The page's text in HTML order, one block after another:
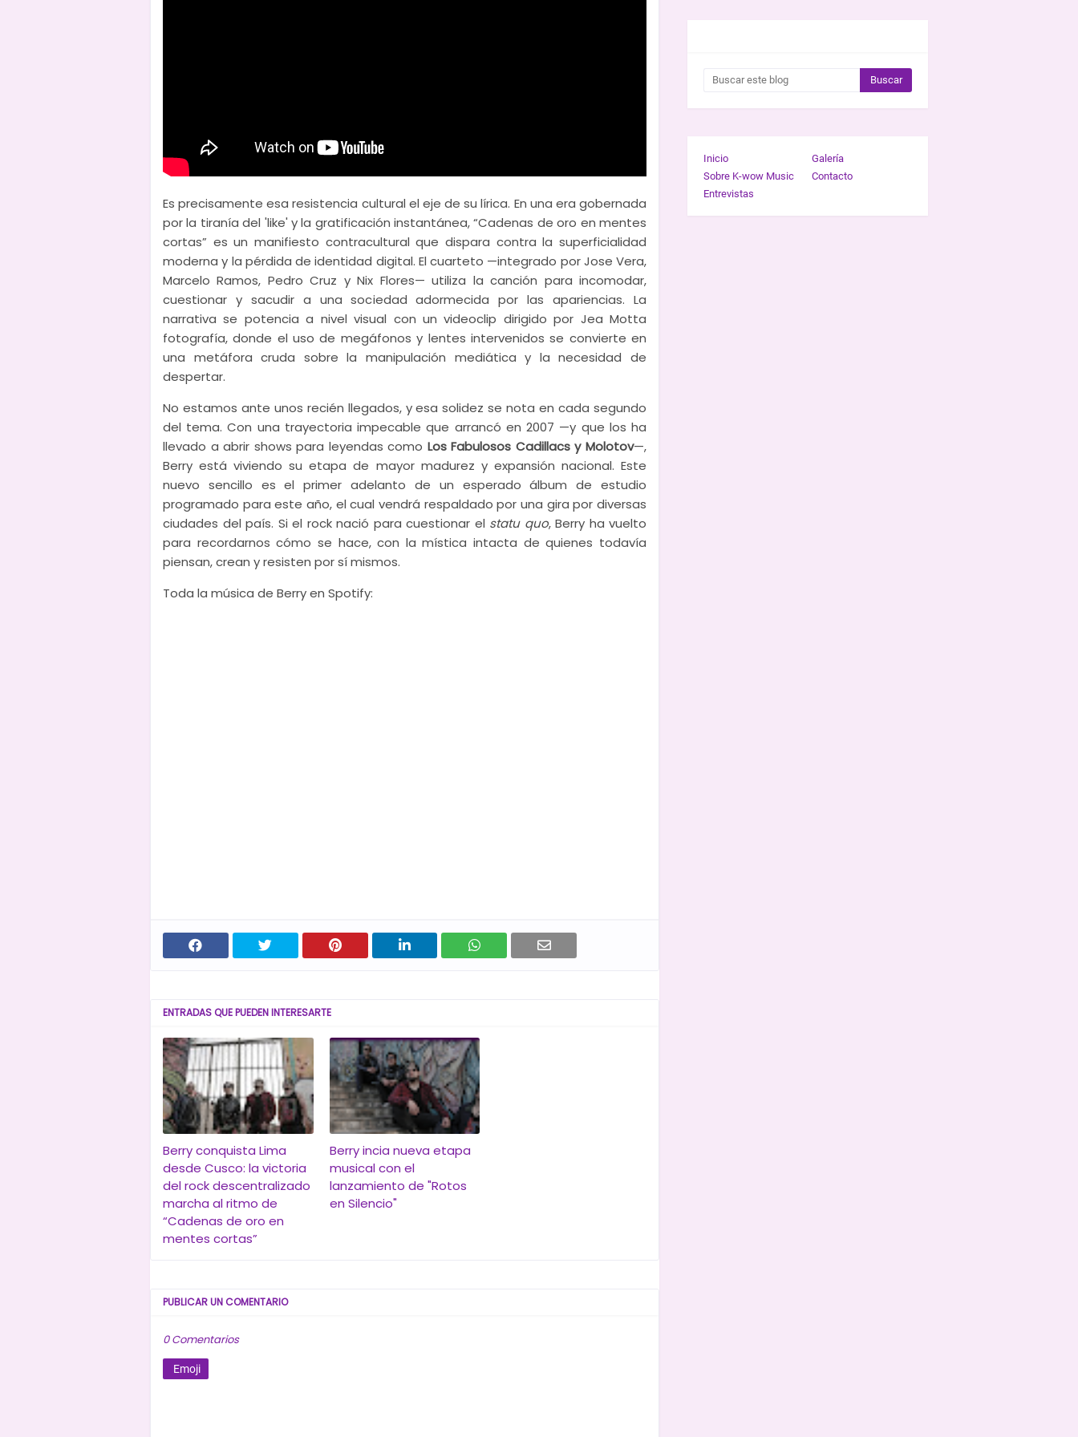
Es precisamente esa resistencia cultural el eje de su lírica. En una era gobernada
por la tiranía del 'like' y la gratificación instantánea, “Cadenas de oro en mentes
cortas” es un manifiesto contracultural que dispara contra la superficialidad
moderna y la pérdida de identidad digital. El cuarteto —integrado por Jose Vera,
Marcelo Ramos, Pedro Cruz y Nix Flores— utiliza la canción para incomodar,
cuestionar y sacudir a una sociedad adormecida por las apariencias. La
narrativa se potencia a nivel visual con un videoclip dirigido por Jea Motta
fotografía, donde el uso de megáfonos y lentes intervenidos se convierte en
una metáfora cruda sobre la manipulación mediática y la necesidad de
despertar.
No estamos ante unos recién llegados, y esa solidez se nota en cada segundo
del tema. Con una trayectoria impecable que arrancó en 2007 —y que los ha
llevado a abrir shows para leyendas como Los Fabulosos Cadillacs y Molotov—,
Berry está viviendo su etapa de mayor madurez y expansión nacional. Este
nuevo sencillo es el primer adelanto de un esperado álbum de estudio
programado para este año, el cual vendrá respaldado por una gira por diversas
ciudades del país. Si el rock nació para cuestionar el statu quo, Berry ha vuelto
para recordarnos cómo se hace, con la mística intacta de quienes todavía
piensan, crean y resisten por sí mismos.
Toda la música de Berry en Spotify:
ENTRADAS QUE PUEDEN INTERESARTE
Berry conquista Lima
desde Cusco: la victoria
del rock descentralizado
marcha al ritmo de
“Cadenas de oro en
mentes cortas”
Berry incia nueva etapa
musical con el
lanzamiento de "Rotos
en Silencio"
PUBLICAR UN COMENTARIO
0 Comentarios
Emoji
Inicio
Galería
Sobre K-wow Music
Contacto
Entrevistas